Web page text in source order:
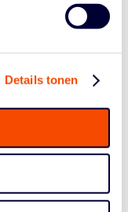
Details tonen